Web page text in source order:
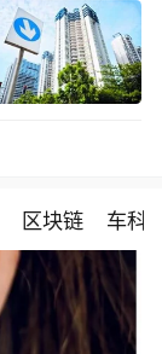
区块链 车科